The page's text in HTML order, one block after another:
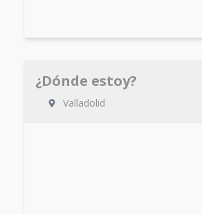
¿Dónde estoy?
Valladolid